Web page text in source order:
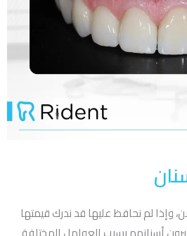
وإذا لم نحافظ عليها قد ندرك قيمتها